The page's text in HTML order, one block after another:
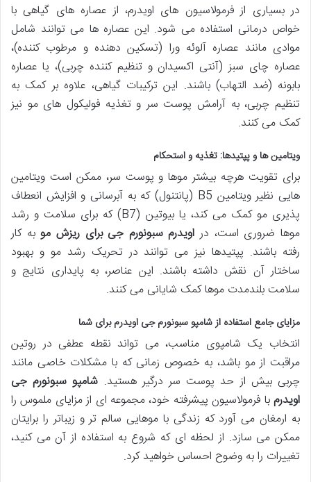
در بسیاری از فرمولاسیون های اویدرم، از عصاره های گیاهی با
خواص درمانی استفاده می شود. این عصاره ها می توانند شامل
موادی مانند عصاره آلوئه ورا (تسکین دهنده و مرطوب کننده)،
عصاره چای سبز (آنتی اکسیدان و تنظیم کننده چربی)، یا عصاره
بابونه (ضد التهاب) باشند. این ترکیبات گیاهی، علاوه بر کمک به
تنظیم چربی، به آرامش پوست سر و تغذیه فولیکول های مو نیز
کمک می کنند.
ویتامین ها و پپتیدها: تغذیه و استحکام
برای تقویت هرچه بیشتر موها و پوست سر، ممکن است ویتامین
هایی نظیر ویتامین B5 (پانتنول) که به آبرسانی و افزایش انعطاف
پذیری مو کمک می کند، یا بیوتین (B7) که برای سلامت و رشد
موها ضروری است، در اویدرم سبونورم جی برای ریزش موبه کار
رفته باشند. پپتیدها نیز می توانند در تحریک رشد مو و بهبود
ساختار آن نقش داشته باشند. این عناصر، به پایداری نتایج و
سلامت بلندمدت موها کمک شایانی می کنند.
مزایای جامع استفاده از شامپو سبونورم جی اویدرم برای شما
انتخاب یک شامپوی مناسب، می تواند نقطه عطفی در روتین
مراقبت از مو باشد، به خصوص زمانی که با مشکلات خاصی مانند
چربی بیش از حد پوست سر درگیر هستید. شامپو سبونورم جی
اویدرمبا فرمولاسیون پیشرفته خود، مجموعه ای از مزایای ملموس را
به ارمغان می آورد که زندگی با موهایی سالم تر و زیباتر را برایتان
ممکن می سازد. از لحظه ای که شروع به استفاده از آن می کنید،
تغییرات را به وضوح احساس خواهید کرد.